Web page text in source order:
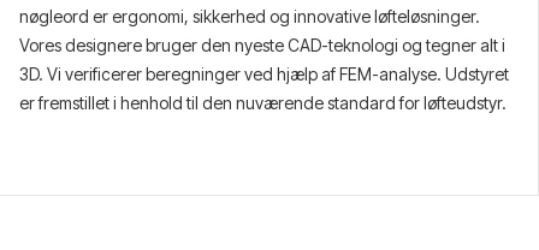
nøgleord er ergonomi, sikkerhed og innovative løfteløsninger.
Vores designere bruger den nyeste CAD-teknologi og tegner alt i
3D. Vi verificerer beregninger ved hjælp af FEM-analyse. Udstyret
er fremstillet i henhold til den nuværende standard for løfteudstyr.